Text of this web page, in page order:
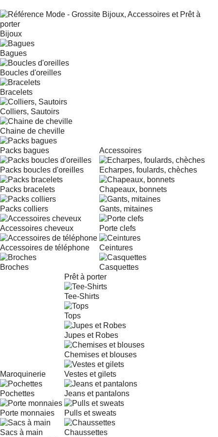
Bijoux
Bagues
Boucles d'oreilles
Bracelets
Colliers, Sautoirs
Chaine de cheville
Packs bagues
Packs boucles d'oreilles
Packs bracelets
Packs colliers
Accessoires cheveux
Accessoires de téléphone
Broches
Accessoires
Echarpes, foulards, chèches
Chapeaux, bonnets
Gants, mitaines
Porte clefs
Ceintures
Casquettes
Maroquinerie
Pochettes
Porte monnaies
Sacs à main
Prêt à porter
Tee-Shirts
Tops
Jupes et Robes
Chemises et blouses
Vestes et gilets
Jeans et pantalons
Pulls et sweats
Chaussettes